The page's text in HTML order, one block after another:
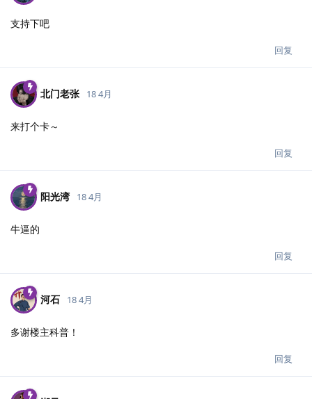
支持下吧
回复
北门老张 18 4月
来打个卡～
回复
阳光湾 18 4月
牛逼的
回复
河石 18 4月
多谢楼主科普！
回复